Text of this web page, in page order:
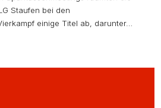
Staufen bei den
einige Titel ab, darunter…